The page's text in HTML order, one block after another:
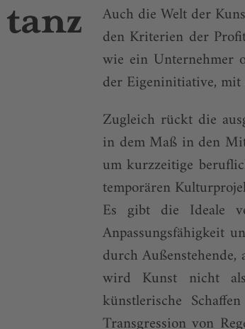
Auch die Welt der
den Kriterien der
wie ein Unternehmer
der Eigeninitiative,
Zugleich rückt die
in dem Maß in den
um kurzzeitige
temporären
Es gibt die Ideale
Anpassungsfähigkeit
durch
wird Kunst nicht
künstlerische
Transgression von